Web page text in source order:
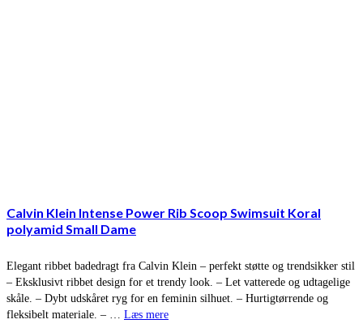
Calvin Klein Intense Power Rib Scoop Swimsuit Koral
polyamid Small Dame
Elegant ribbet badedragt fra Calvin Klein – perfekt støtte og trendsikker stil
– Eksklusivt ribbet design for et trendy look. – Let vatterede og udtagelige
skåle. – Dybt udskåret ryg for en feminin silhuet. – Hurtigtørrende og
fleksibelt materiale. – … Læs mere